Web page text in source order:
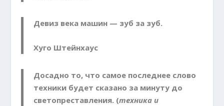
Девиз века машин — зуб за зуб.
Хуго Штейнхаус
Досадно то, что самое последнее слово
техники будет сказано за минуту до
светопреставления. (техника и